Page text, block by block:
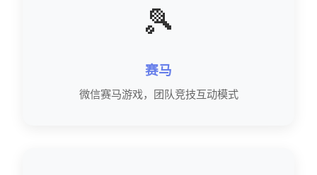
🎾
赛马
微信赛马游戏，团队竞技互动模式